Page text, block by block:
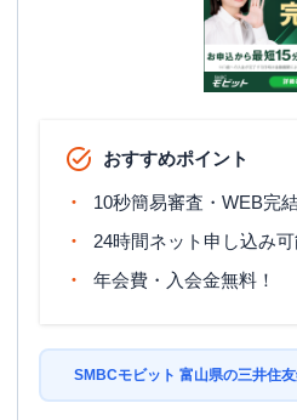
おすすめポイント
10秒簡易審査・WEB完
24時間ネット申し込み可
年会費・入会金無料！
SMBCモビット 富山県の三井住